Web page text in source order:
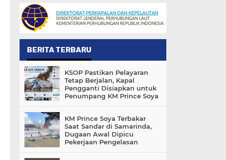
BERITA TERBARU
KSOP Pastikan Pelayaran
Tetap Berjalan, Kapal
Pengganti Disiapkan untuk
Penumpang KM Prince Soya
KM Prince Soya Terbakar
Saat Sandar di Samarinda,
Dugaan Awal Dipicu
Pekerjaan Pengelasan